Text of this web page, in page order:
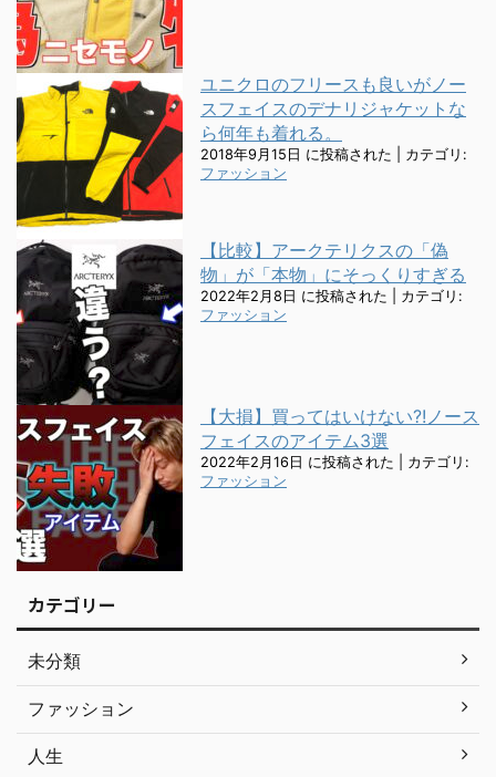
ユニクロのフリースも良いがノー
スフェイスのデナリジャケットな
ら何年も着れる。
2018年9月15日 に投稿された
カテゴリ:
ファッション
【比較】アークテリクスの「偽
物」が「本物」にそっくりすぎる
2022年2月8日 に投稿された
カテゴリ:
ファッション
【大損】買ってはいけない?!ノース
フェイスのアイテム3選
2022年2月16日 に投稿された
カテゴリ:
ファッション
カテゴリー
未分類
ファッション
人生